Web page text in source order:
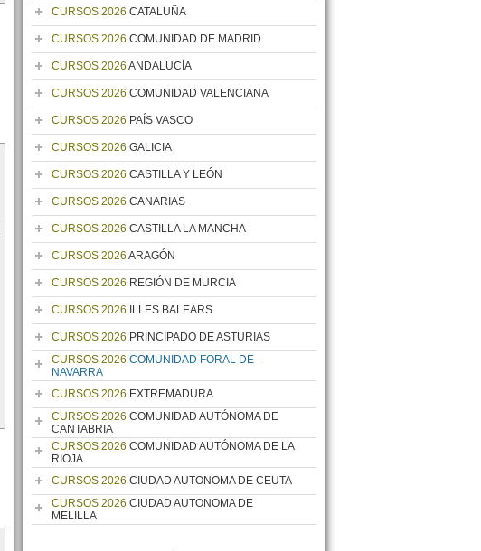
CURSOS 2026 CATALUÑA
CURSOS 2026 COMUNIDAD DE MADRID
CURSOS 2026 ANDALUCÍA
CURSOS 2026 COMUNIDAD VALENCIANA
CURSOS 2026 PAÍS VASCO
CURSOS 2026 GALICIA
CURSOS 2026 CASTILLA Y LEÓN
CURSOS 2026 CANARIAS
CURSOS 2026 CASTILLA LA MANCHA
CURSOS 2026 ARAGÓN
CURSOS 2026 REGIÓN DE MURCIA
CURSOS 2026 ILLES BALEARS
CURSOS 2026 PRINCIPADO DE ASTURIAS
CURSOS 2026 COMUNIDAD FORAL DE
NAVARRA
CURSOS 2026 EXTREMADURA
CURSOS 2026 COMUNIDAD AUTÓNOMA DE
CANTABRIA
CURSOS 2026 COMUNIDAD AUTÓNOMA DE LA
RIOJA
CURSOS 2026 CIUDAD AUTONOMA DE CEUTA
CURSOS 2026 CIUDAD AUTONOMA DE
MELILLA